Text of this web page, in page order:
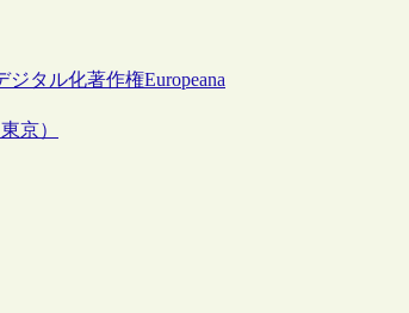
ジタル化著作権Europeana
京）